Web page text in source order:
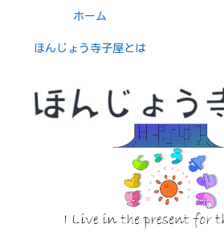
ホーム
ほんじょう寺子屋とは